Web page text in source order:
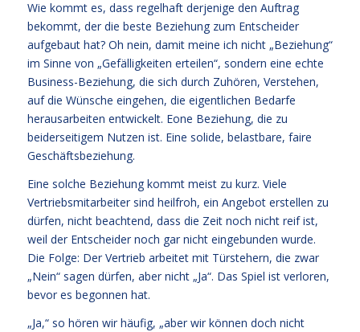
Wie kommt es, dass regelhaft derjenige den Auftrag
bekommt, der die beste Beziehung zum Entscheider
aufgebaut hat? Oh nein, damit meine ich nicht „Beziehung“
im Sinne von „Gefälligkeiten erteilen“, sondern eine echte
Business-Beziehung, die sich durch Zuhören, Verstehen,
auf die Wünsche eingehen, die eigentlichen Bedarfe
herausarbeiten entwickelt. Eone Beziehung, die zu
beiderseitigem Nutzen ist. Eine solide, belastbare, faire
Geschäftsbeziehung.
Eine solche Beziehung kommt meist zu kurz. Viele
Vertriebsmitarbeiter sind heilfroh, ein Angebot erstellen zu
dürfen, nicht beachtend, dass die Zeit noch nicht reif ist,
weil der Entscheider noch gar nicht eingebunden wurde.
Die Folge: Der Vertrieb arbeitet mit Türstehern, die zwar
„Nein“ sagen dürfen, aber nicht „Ja“. Das Spiel ist verloren,
bevor es begonnen hat.
„Ja,“ so hören wir häufig, „aber wir können doch nicht